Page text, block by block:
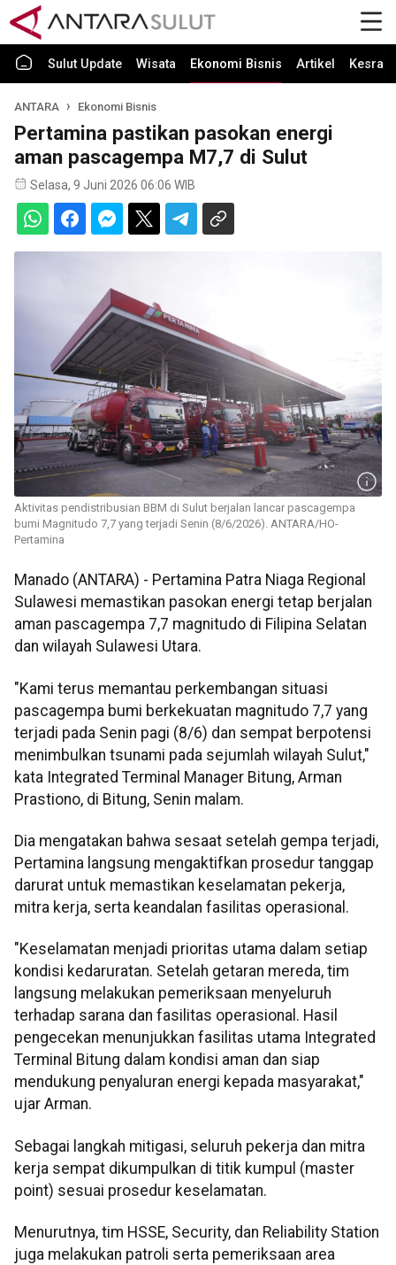
Sulut Update Wisata Ekonomi Bisnis Artikel Kesra
ANTARA Ekonomi Bisnis
Pertamina pastikan pasokan energi
aman pascagempa M7,7 di Sulut
Selasa, 9 Juni 2026 06:06 WIB
Aktivitas pendistribusian BBM di Sulut berjalan lancar pascagempa
bumi Magnitudo 7,7 yang terjadi Senin (8/6/2026). ANTARA/HO-
Pertamina
Manado (ANTARA) - Pertamina Patra Niaga Regional
Sulawesi memastikan pasokan energi tetap berjalan
aman pascagempa 7,7 magnitudo di Filipina Selatan
dan wilayah Sulawesi Utara.
"Kami terus memantau perkembangan situasi
pascagempa bumi berkekuatan magnitudo 7,7 yang
terjadi pada Senin pagi (8/6) dan sempat berpotensi
menimbulkan tsunami pada sejumlah wilayah Sulut,"
kata Integrated Terminal Manager Bitung, Arman
Prastiono, di Bitung, Senin malam.
Dia mengatakan bahwa sesaat setelah gempa terjadi,
Pertamina langsung mengaktifkan prosedur tanggap
darurat untuk memastikan keselamatan pekerja,
mitra kerja, serta keandalan fasilitas operasional.
"Keselamatan menjadi prioritas utama dalam setiap
kondisi kedaruratan. Setelah getaran mereda, tim
langsung melakukan pemeriksaan menyeluruh
terhadap sarana dan fasilitas operasional. Hasil
pengecekan menunjukkan fasilitas utama Integrated
Terminal Bitung dalam kondisi aman dan siap
mendukung penyaluran energi kepada masyarakat,"
ujar Arman.
Sebagai langkah mitigasi, seluruh pekerja dan mitra
kerja sempat dikumpulkan di titik kumpul (master
point) sesuai prosedur keselamatan.
Menurutnya, tim HSSE, Security, dan Reliability Station
juga melakukan patroli serta pemeriksaan area